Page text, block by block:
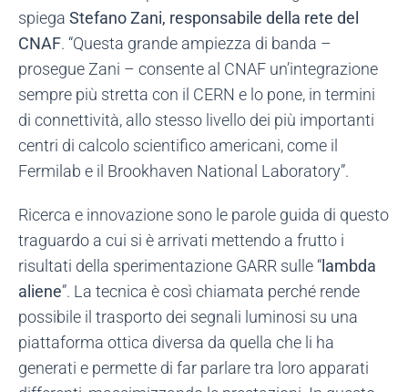
spiega Stefano Zani, responsabile della rete del
CNAF. “Questa grande ampiezza di banda –
prosegue Zani – consente al CNAF un’integrazione
sempre più stretta con il CERN e lo pone, in termini
di connettività, allo stesso livello dei più importanti
centri di calcolo scientifico americani, come il
Fermilab e il Brookhaven National Laboratory”.
Ricerca e innovazione sono le parole guida di questo
traguardo a cui si è arrivati mettendo a frutto i
risultati della sperimentazione GARR sulle “ lambda
aliene”. La tecnica è così chiamata perché rende
possibile il trasporto dei segnali luminosi su una
piattaforma ottica diversa da quella che li ha
generati e permette di far parlare tra loro apparati